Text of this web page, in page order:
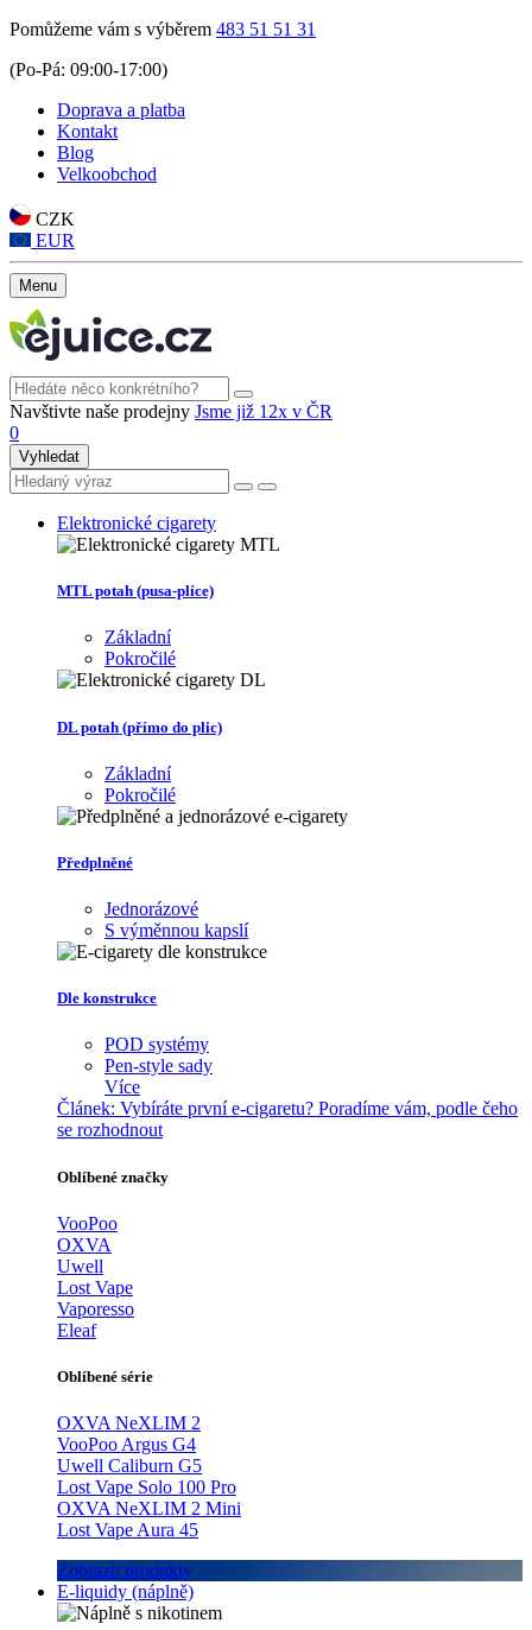
Pomůžeme vám s výběrem 483 51 51 31
(Po-Pá: 09:00-17:00)
Doprava a platba
Kontakt
Blog
Velkoobchod
CZK
EUR
Menu
Navštivte naše prodejny Jsme již 12x v ČR
0
Vyhledat
Elektronické cigarety
MTL potah (pusa-plíce)
Základní
Pokročilé
DL potah (přímo do plic)
Základní
Pokročilé
Předplněné
Jednorázové
S výměnnou kapslí
Dle konstrukce
POD systémy
Pen-style sady
Více
Článek: Vybíráte první e-cigaretu? Poradíme vám, podle čeho
se rozhodnout
Oblíbené značky
VooPoo
OXVA
Uwell
Lost Vape
Vaporesso
Eleaf
Oblíbené série
OXVA NeXLIM 2
VooPoo Argus G4
Uwell Caliburn G5
Lost Vape Solo 100 Pro
OXVA NeXLIM 2 Mini
Lost Vape Aura 45
Zobrazit produkty
E-liquidy (náplně)